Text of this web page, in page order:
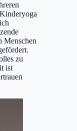
Menschen
zu
ist